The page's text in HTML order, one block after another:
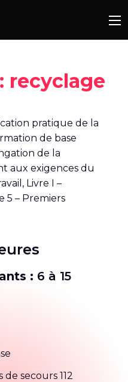
recyclage
pratique de la
de base
de la
aux exigences du
Livre I –
5 – Premiers
: 6 à 15
de secours 112